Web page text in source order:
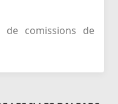
de comissions de